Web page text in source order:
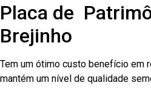
Placa de
Brejinho
Tem um ótimo custo benefício em
mantém um nível de qualidade